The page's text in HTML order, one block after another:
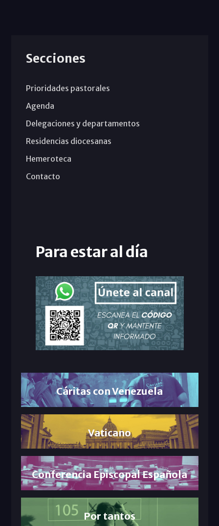
Secciones
Prioridades pastorales
Agenda
Delegaciones y departamentos
Residencias diocesanas
Hemeroteca
Contacto
Para estar al día
Cáritas con Venezuela
Vaticano
Conferencia Episcopal Española
Por tantos